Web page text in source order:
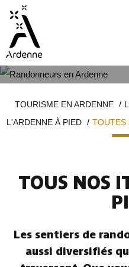
contenu
principal
d'ArianeTOURISME EN ARDENNE
L'ARDENNE À PIED
TOUTES
TOUS NOS
Les sentiers de
aussi diversifiés